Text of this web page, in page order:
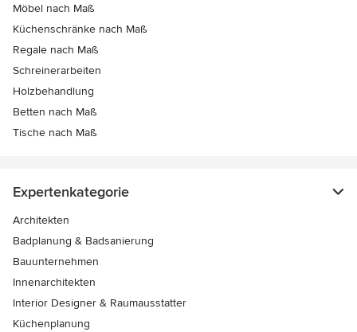
Möbel nach Maß
Küchenschränke nach Maß
Regale nach Maß
Schreinerarbeiten
Holzbehandlung
Betten nach Maß
Tische nach Maß
Expertenkategorie
Architekten
Badplanung & Badsanierung
Bauunternehmen
Innenarchitekten
Interior Designer & Raumausstatter
Küchenplanung